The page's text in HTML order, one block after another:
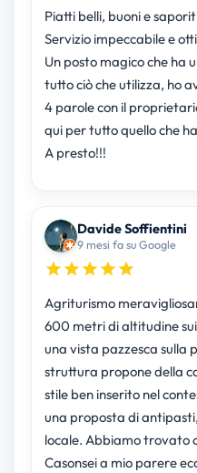
Piatti belli, buoni e
Servizio impeccabile e
Un posto magico che ha
tutto ciò che utilizza, ho
4 parole con il
qui per tutto quello che
A presto!!!
Davide Soffientini
9 mesi fa su Google
Agriturismo
600 metri di altitudine
una vista pazzesca sulla
struttura propone della
stile ben inserito nel
una proposta di
locale. Abbiamo trovato
Casonsei a mio parere